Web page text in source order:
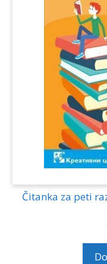
Čitanka za peti